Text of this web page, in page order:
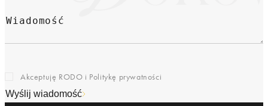
Akceptuję RODO i Politykę prywatności
Wyślij wiadomość